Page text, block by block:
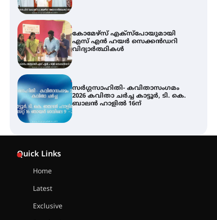
കോമേഴ്സ് എക്സ്പോയുമായി
എസ് എൻ ഹയർ സെക്കൻഡറി
വിദ്യാർത്ഥികൾ
സർഗ്ഗസാഹിതി- കവിതാസംഗമം
2026 കവിതാ ചർച്ച കാട്ടൂർ, ടി. കെ.
ബാലൻ ഹാളിൽ 16ന്
Quick Links
Home
Latest
Exclusive